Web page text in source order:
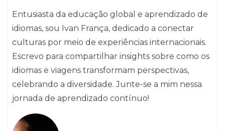
Entusiasta da educação global e aprendizado de
idiomas, sou Ivan França, dedicado a conectar
culturas por meio de experiências internacionais.
Escrevo para compartilhar insights sobre como os
idiomas e viagens transformam perspectivas,
celebrando a diversidade. Junte-se a mim nessa
jornada de aprendizado contínuo!